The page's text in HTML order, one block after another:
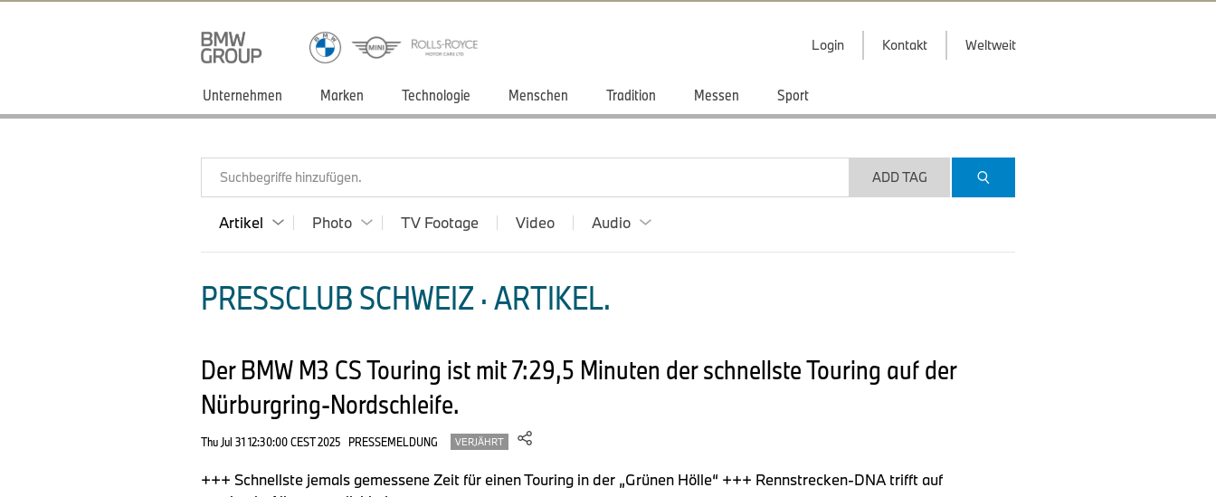
Login Kontakt Weltweit
Unternehmen Marken Technologie Menschen Tradition Messen Sport
Suchbegriffe hinzufügen. ADD TAG
Artikel Photo TV Footage Video Audio
PRESSCLUB SCHWEIZ · ARTIKEL.
Der BMW M3 CS Touring ist mit 7:29,5 Minuten der schnellste Touring auf der
Nürburgring-Nordschleife.
Thu Jul 31 12:30:00 CEST 2025 PRESSEMELDUNG VERJÄHRT
+++ Schnellste jemals gemessene Zeit für einen Touring in der „Grünen Hölle“ +++ Rennstrecken-DNA trifft auf